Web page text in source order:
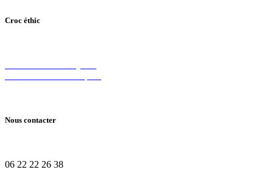
Croc éthic
Nous contacter
06 22 22 26 38